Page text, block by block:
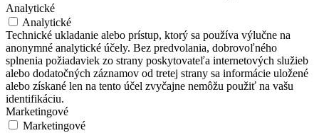
Analytické
Analytické
Technické ukladanie alebo prístup, ktorý sa používa výlučne na
anonymné analytické účely. Bez predvolania, dobrovoľného
splnenia požiadaviek zo strany poskytovateľa internetových služieb
alebo dodatočných záznamov od tretej strany sa informácie uložené
alebo získané len na tento účel zvyčajne nemôžu použiť na vašu
identifikáciu.
Marketingové
Marketingové